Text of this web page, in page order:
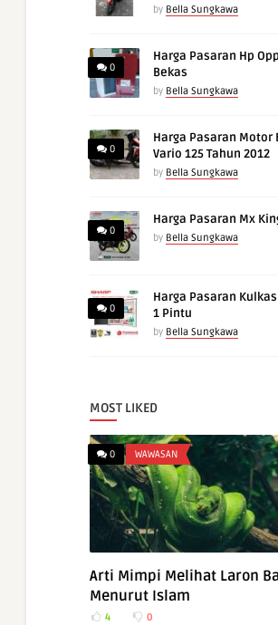
by Bella Sungkawa
0
Harga Pasaran Hp
Bekas
by Bella Sungkawa
0
Harga Pasaran Motor
Vario 125 Tahun 2012
by Bella Sungkawa
0
Harga Pasaran Mx
by Bella Sungkawa
0
Harga Pasaran
1 Pintu
by Bella Sungkawa
MOST LIKED
0 WAWASAN
Arti Mimpi Melihat Laron
Menurut Islam
4 0